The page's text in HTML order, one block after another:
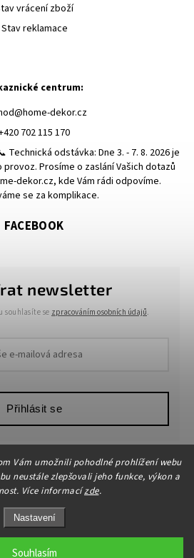
Vám umožnili pohodlné prohlížení webu
neustále zlepšovali jeho funkce, výkon a
Více informacízde.
Nastavení
Souhlasím
vrácení zboží
Stav reklamace
newsletter
souhlasíte se zpracováním osobních údajů.
Přihlásit se
centrum:
@home-dekor.cz
702 115 170
Technická odstávka: Dne 3. - 7. 8. 2026 je
Prosíme o zaslání Vašich dotazů
dekor.cz, kde Vám rádi odpovíme.
se za komplikace.
FACEBOOK
DEKOR.cz